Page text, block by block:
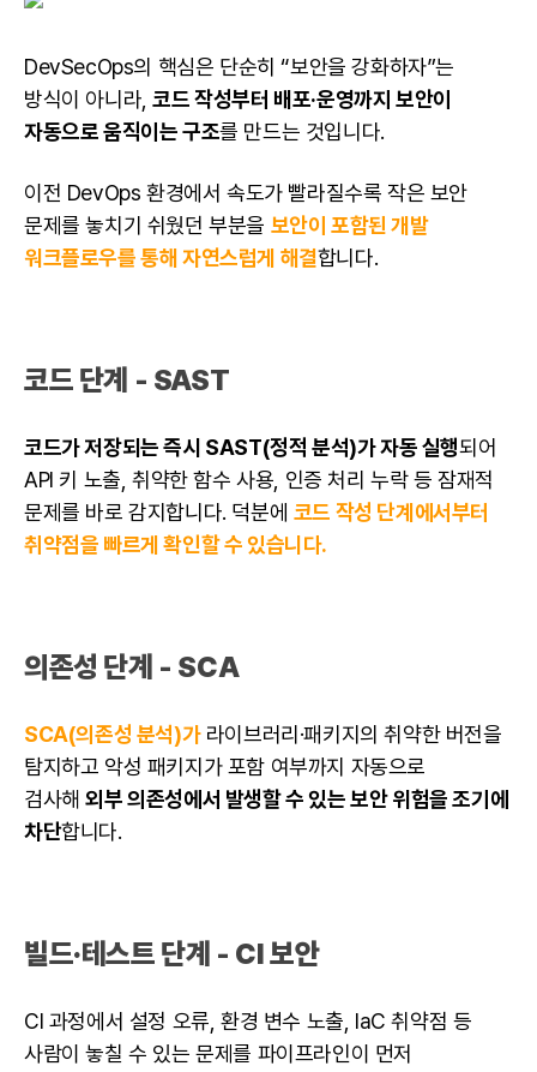
DevSecOps의 핵심은 단순히 “보안을 강화하자”는
방식이 아니라,코드 작성부터 배포·운영까지 보안이
자동으로 움직이는 구조를 만드는 것입니다.
이전 DevOps 환경에서 속도가 빨라질수록 작은 보안
문제를 놓치기 쉬웠던 부분을 보안이 포함된 개발
워크플로우를 통해 자연스럽게 해결합니다.
코드 단계 - SAST
코드가 저장되는 즉시 SAST(정적 분석)가 자동 실행되어
API 키 노출, 취약한 함수 사용, 인증 처리 누락 등 잠재적
문제를 바로 감지합니다. 덕분에 코드 작성 단계에서부터
취약점을 빠르게 확인할 수 있습니다.
의존성 단계 - SCA
SCA(의존성 분석)가라이브러리·패키지의 취약한 버전을
탐지하고 악성 패키지가 포함 여부까지 자동으로
검사해외부 의존성에서 발생할 수 있는 보안 위험을 조기에
차단합니다.
빌드·테스트 단계 - CI 보안
CI 과정에서 설정 오류, 환경 변수 노출, IaC 취약점 등
사람이 놓칠 수 있는 문제를 파이프라인이 먼저